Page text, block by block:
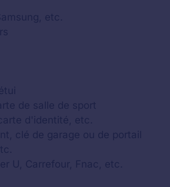
etc.
de salle de sport
d'identité, etc.
clé de garage ou de portail
U, Carrefour, Fnac, etc.